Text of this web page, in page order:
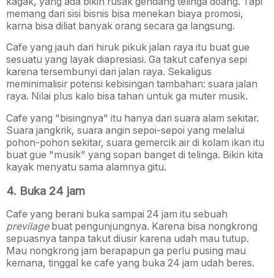
memang dari sisi bisnis bisa menekan biaya promosi,
karna bisa diliat banyak orang secara ga langsung.
Cafe yang jauh dari hiruk pikuk jalan raya itu buat gue
sesuatu yang layak diapresiasi. Ga takut cafenya sepi
karena tersembunyi dari jalan raya. Sekaligus
meminimalisir potensi kebisingan tambahan: suara jalan
raya. Nilai plus kalo bisa tahan untuk ga muter musik.
Cafe yang "bisingnya" itu hanya dari suara alam sekitar.
Suara jangkrik, suara angin sepoi-sepoi yang melalui
pohon-pohon sekitar, suara gemercik air di kolam ikan itu
buat gue "musik" yang sopan banget di telinga. Bikin kita
kayak menyatu sama alamnya gitu.
4. Buka 24 jam
Cafe yang berani buka sampai 24 jam itu sebuah
previlage buat pengunjungnya. Karena bisa nongkrong
sepuasnya tanpa takut diusir karena udah mau tutup.
Mau nongkrong jam berapapun ga perlu pusing mau
kemana, tinggal ke cafe yang buka 24 jam udah beres.